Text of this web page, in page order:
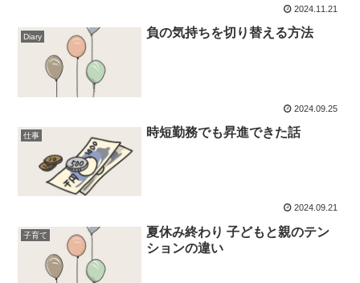
2024.11.21
Diary 負の気持ちを切り替える方法
2024.09.25
仕事 時短勤務でも昇進できた話
2024.09.21
子育て
夏休み終わり 子どもと親のテン
ションの違い